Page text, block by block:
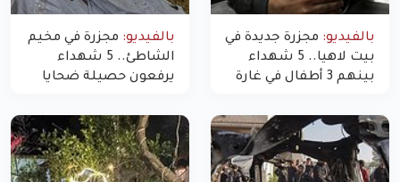
بالفيديو: مجزرة جديدة في
بيت لاهيا.. 5 شهداء
بينهم 3 أطفال في غارة
غزة
بالفيديو: مجزرة في مخيم
الشاطئ.. 5 شهداء
يرفعون حصيلة ضحايا